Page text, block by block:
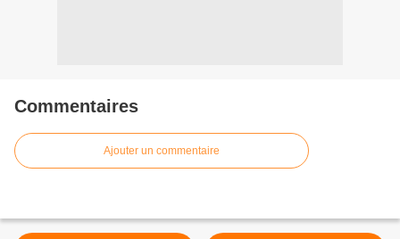
Commentaires
Ajouter un commentaire